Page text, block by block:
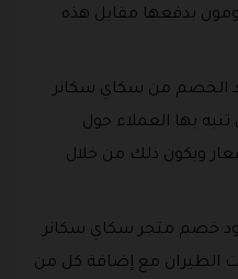
بدفعها مقابل هذه
الخصم من سكاي سكانر
بها العملاء حول
ويكون ذلك من خلال
كود خصم متجر سكاي سكانر
الطيران مع إضافة كل من